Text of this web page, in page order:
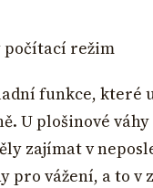
počítací režim
funkce, které
U plošinové váhy
zajímat v
pro vážení, a to v